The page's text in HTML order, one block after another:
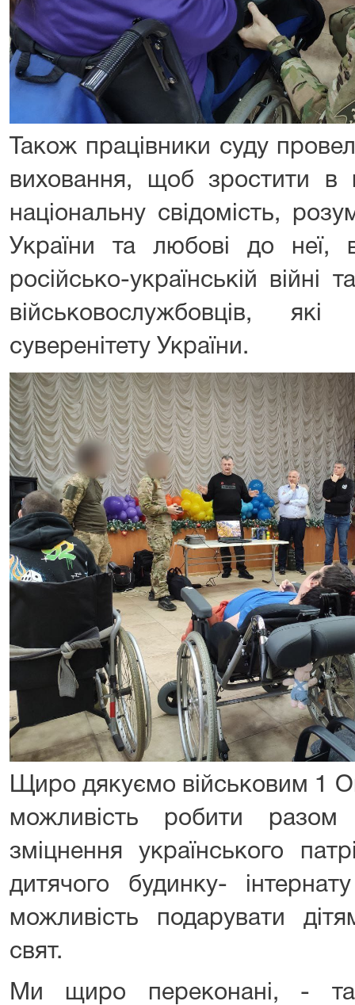
Також працівники суду
виховання, щоб зростити в
національну свідомість,
України та любові до неї,
російсько-українській
військовослужбовців,
суверенітету України.
Щиро дякуємо військовим 1
можливість робити
зміцнення українського
дитячого будинку-
можливість подарувати
свят.
Ми щиро переконані, -